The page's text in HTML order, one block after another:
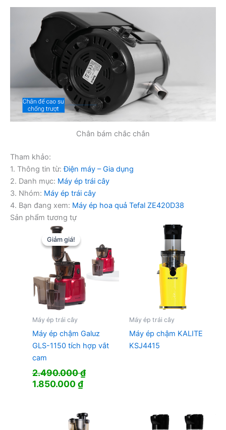
Chân bám chắc chắn
Tham khảo:
1. Thông tin từ:Điện máy – Gia dụng
2. Danh mục: Máy ép trái cây
3. Nhóm: Máy ép trái cây
4. Bạn đang xem: Máy ép hoa quả Tefal ZE420D38
Sản phẩm tương tự
Giảm giá!
Giảm giá!
Máy ép trái cây
Máy ép chậm Galuz
GLS-1150 tích hợp vắt
cam
2.490.000₫
Giá
2.490.000 ₫.
1.850.000₫Giá
là:
1.850.000 ₫.
Máy ép trái cây
Máy ép chậm KALITE
KSJ4415